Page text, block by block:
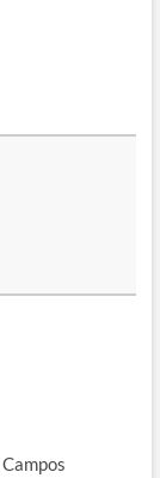
Campos